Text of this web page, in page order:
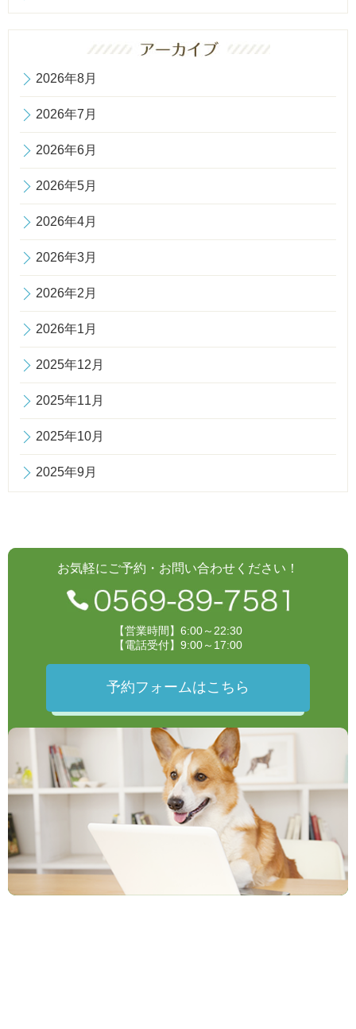
2026年8月
2026年7月
2026年6月
2026年5月
2026年4月
2026年3月
2026年2月
2026年1月
2025年12月
2025年11月
2025年10月
2025年9月
お気軽にご予約・お問い合わせください！
【営業時間】6:00～22:30
【電話受付】9:00～17:00
予約フォームはこちら